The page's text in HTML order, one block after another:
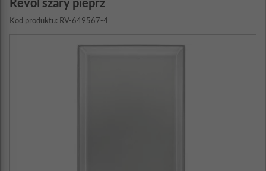
Kod produktu: RV-649567-4